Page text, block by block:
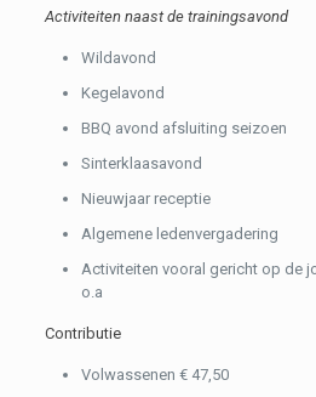
Activiteiten naast de trainingsavond
Wildavond
Kegelavond
BBQ avond afsluiting seizoen
Sinterklaasavond
Nieuwjaar receptie
Algemene ledenvergadering
Activiteiten vooral gericht op de
o.a
Contributie
Volwassenen € 47,50